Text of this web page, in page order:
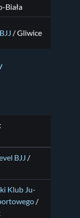
Biała
/ Gliwice
BJJ /
Klub Ju-
/